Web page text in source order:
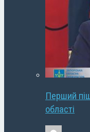
Перший
області